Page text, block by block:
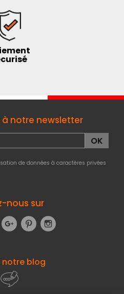
notre newsletter
de données à caractères privées
nous sur
YouTubeGoogle+Pinterest
notre blog